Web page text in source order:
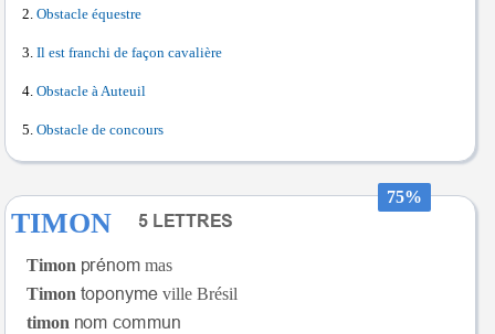
Obstacle équestre
Il est franchi de façon cavalière
Obstacle à Auteuil
Obstacle de concours
75%
TIMON
Timon
mas
Timon
ville Brésil
timon